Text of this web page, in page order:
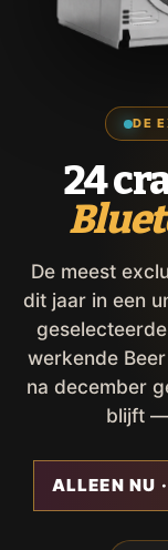
DE
24
De meest
dit jaar in een
werkende
na december
blijft —
ALLEEN NU